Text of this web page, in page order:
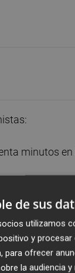
minutos
físicos
por 2-1
ha asentado
de sus
utilizamos
y
para ofrecer
la audiencia